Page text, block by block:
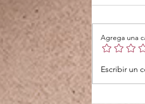
Cómo
Agrega una
Escribir un